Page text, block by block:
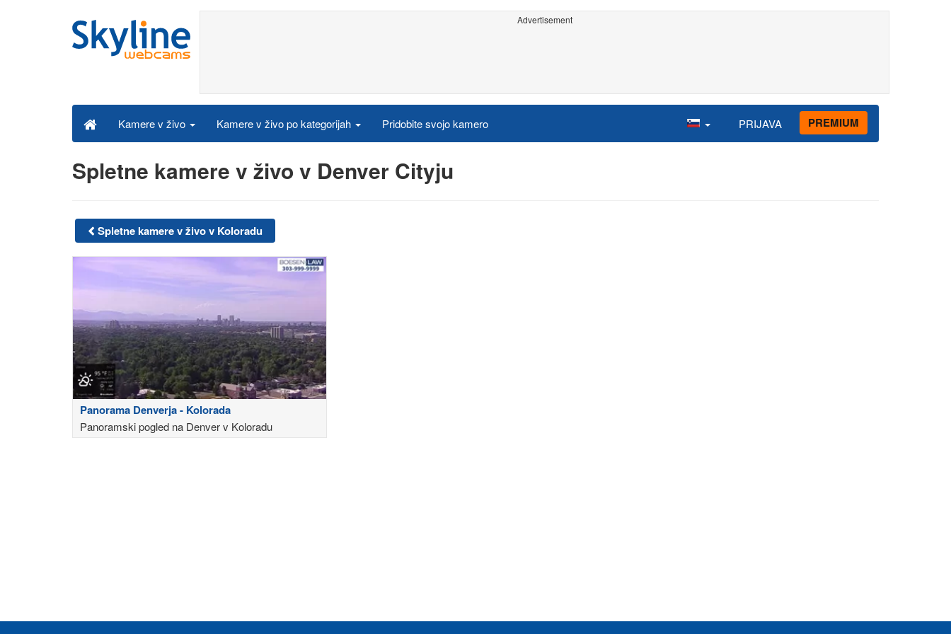
Advertisement
Kamere v živo Kamere v živo po kategorijah Pridobite svojo kamero PRIJAVA PREMIUM
Spletne kamere v živo v Denver Cityju
Spletne kamere v živo v Koloradu
Panorama Denverja - Kolorada
Panoramski pogled na Denver v Koloradu